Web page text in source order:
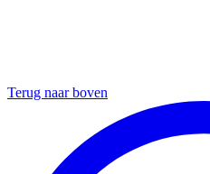
Terug naar boven